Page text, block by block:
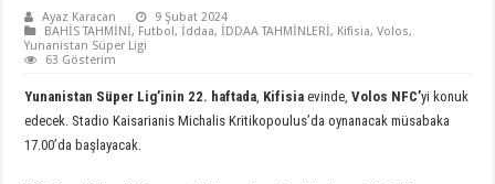
Ayaz Karacan
9 Şubat 2024
BAHİS TAHMİNİ, Futbol,İddaa,İDDAA TAHMİNLERİ, Kifisia,Volos,
Yunanistan Süper Ligi
63 Gösterim
Yunanistan Süper Lig’inin 22. haftada Kifisiaevinde,Volos NFC’yi konuk
edecek. Stadio Kaisarianis Michalis Kritikopoulus’da oynanacak müsabaka
17.00’da başlayacak.